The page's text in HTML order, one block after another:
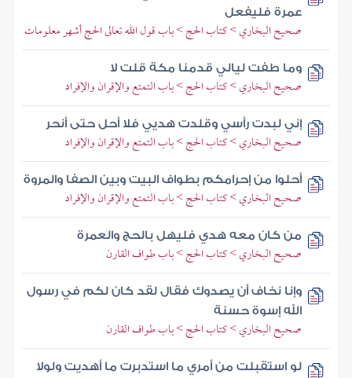
عمرة فليفعل
صحيح البخاري > كتاب الحج > باب قول الله تعالى الحج أشهر معلومات
وما طفت ليالي قدمنا مكة قلت لا
صحيح البخاري > كتاب الحج > باب التمتع والإقران والإفراد
إني لبدت رأسي وقلدت هديي فلا أحل حتى أنحر
صحيح البخاري > كتاب الحج > باب التمتع والإقران والإفراد
أحلوا من إحرامكم بطواف البيت وبين الصفا والمروة
صحيح البخاري > كتاب الحج > باب التمتع والإقران والإفراد
من كان معه هدي فليهل بالحج والعمرة
صحيح البخاري > كتاب الحج > باب طواف القارن
وإنا نخاف أن يصدوك فقال لقد كان لكم في رسول
الله إسوة حسنة
صحيح البخاري > كتاب الحج > باب طواف القارن
لو استقبلت من أمري ما استدبرت ما أهديت ولولا